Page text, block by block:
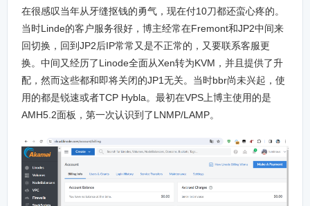
在很感叹当年从牙缝抠钱的勇气，现在付10刀都还蛮心疼的。
当时Linde的客户服务很好，博主经常在Fremont和JP2中间来
回切换，回到JP2后IP常常又是不正常的，又要联系客服更
换。中间又经历了Linode全面从Xen转为KVM，并且提供了升
配，然而这些都和即将关闭的JP1无关。当时bbr尚未兴起，使
用的都是锐速或者TCP Hybla。最初在VPS上博主使用的是
AMH5.2面板，第一次认识到了LNMP/LAMP。